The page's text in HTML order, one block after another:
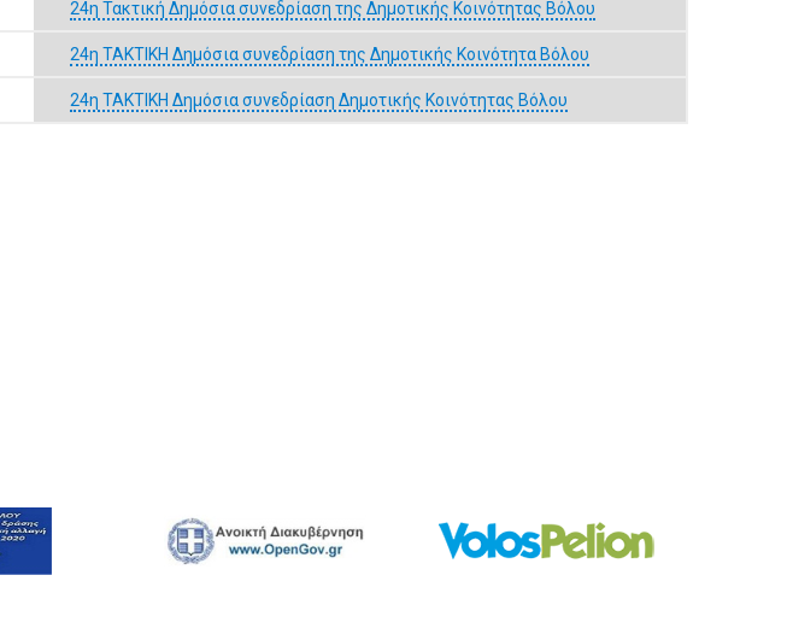
24η Τακτική Δημόσια συνεδρίαση της Δημοτικής Κοινότητας Βόλου
24η ΤΑΚΤΙΚΗ Δημόσια συνεδρίαση της Δημοτικής Κοινότητα Βόλου
24η ΤΑΚΤΙΚΗ Δημόσια συνεδρίαση Δημοτικής Κοινότητας Βόλου